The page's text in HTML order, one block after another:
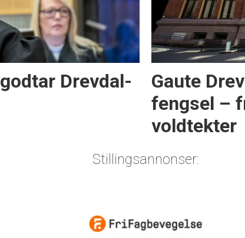
Drevdal-
Gaute
fengsel –
voldtekter
Stillingsannonser: